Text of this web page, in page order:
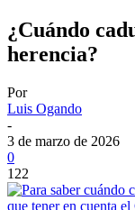
¿Cuándo
herencia?
Por
Luis Ogando
-
3 de marzo de 2026
0
122